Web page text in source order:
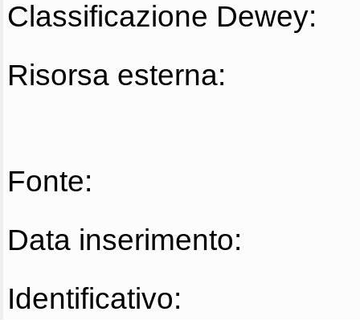
Classificazione Dewey:
Risorsa esterna:
Fonte:
Data inserimento:
Identificativo: